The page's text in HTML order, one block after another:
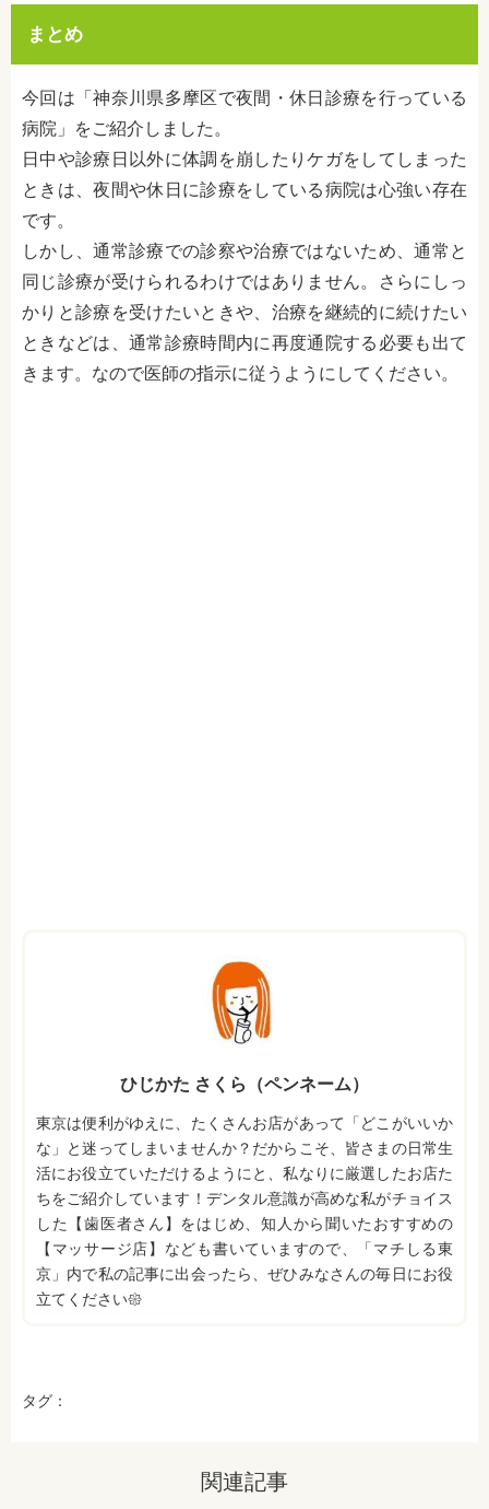
まとめ
今回は「神奈川県多摩区で夜間・休日診療を行っている
病院」をご紹介しました。
日中や診療日以外に体調を崩したりケガをしてしまった
ときは、夜間や休日に診療をしている病院は心強い存在
です。
しかし、通常診療での診察や治療ではないため、通常と
同じ診療が受けられるわけではありません。さらにしっ
かりと診療を受けたいときや、治療を継続的に続けたい
ときなどは、通常診療時間内に再度通院する必要も出て
きます。なので医師の指示に従うようにしてください。
ひじかた さくら（ペンネーム）
東京は便利がゆえに、たくさんお店があって「どこがいいか
な」と迷ってしまいませんか？だからこそ、皆さまの日常生
活にお役立ていただけるようにと、私なりに厳選したお店た
ちをご紹介しています！デンタル意識が高めな私がチョイス
した【歯医者さん】をはじめ、知人から聞いたおすすめの
【マッサージ店】なども書いていますので、「マチしる東
京」内で私の記事に出会ったら、ぜひみなさんの毎日にお役
立てください𑁍
タグ：
関連記事